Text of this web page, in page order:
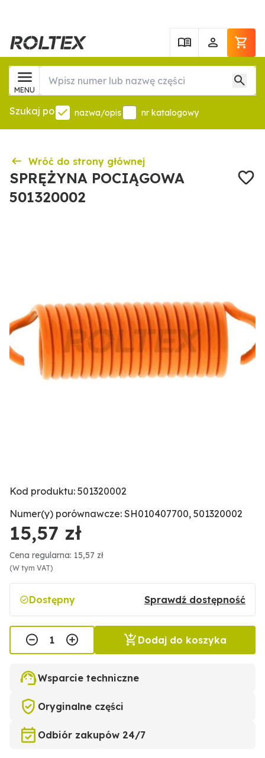
MENU
Szukaj po nazwa/opis nr katalogowy
Wróć do strony głównej
SPRĘŻYNA POCIĄGOWA
501320002
Kod produktu: 501320002
Numer(y) porównawcze: SH010407700, 501320002
15,57 zł
Cena regularna: 15,57 zł
(W tym VAT)
Dostępny Sprawdź dostępność
Dodaj do koszyka
Wsparcie techniczne
Oryginalne części
Odbiór zakupów 24/7